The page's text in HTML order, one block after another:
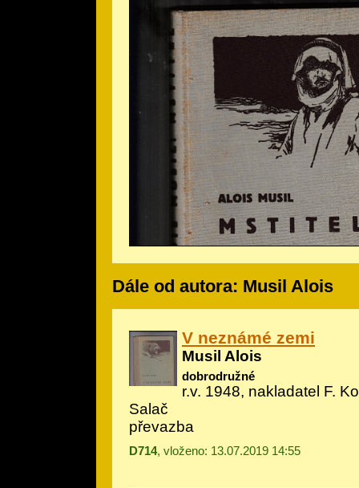
Dále od autora: Musil Alois
V neznámé zemi
Musil Alois
dobrodružné
r.v. 1948, nakladatel F.
Salač
převazba
D714, vloženo: 13.07.2019 14:55